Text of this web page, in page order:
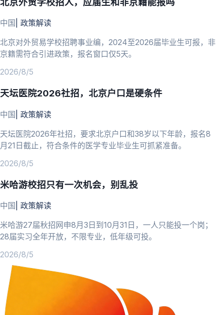
中国 政策解读
北京对外贸易学校招聘事业编，2024至2026届毕业生可报，非
京籍需符合引进政策，报名窗口仅5天。
2026/8/5
天坛医院2026社招，北京户口是硬条件
中国 政策解读
天坛医院2026年社招，要求北京户口和38岁以下年龄，报名8
月21日截止，符合条件的医学专业毕业生可抓紧准备。
2026/8/5
米哈游校招只有一次机会，别乱投
中国 政策解读
米哈游27届秋招网申8月3日到10月31日，一人只能投一个岗；
28届实习全年开放，不限专业，低年级可投。
2026/8/5